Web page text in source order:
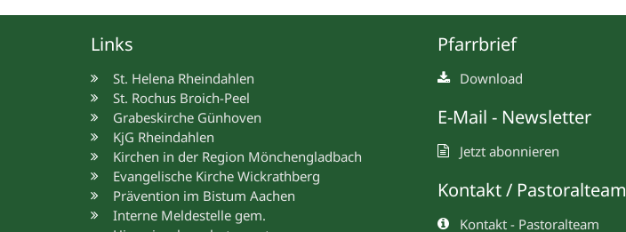
Links
St. Helena Rheindahlen
St. Rochus Broich-Peel
Grabeskirche Günhoven
KjG Rheindahlen
Kirchen in der Region Mönchengladbach
Evangelische Kirche Wickrathberg
Prävention im Bistum Aachen
Interne Meldestelle gem.
Pfarrbrief
Download
E-Mail - Newsletter
Jetzt abonnieren
Kontakt / Pastoralteam
Kontakt - Pastoralteam